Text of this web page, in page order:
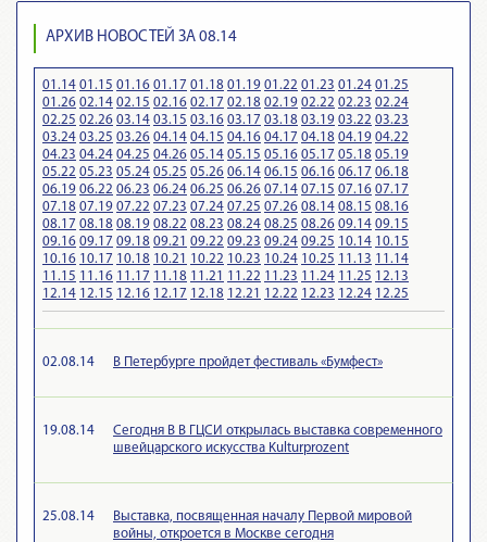
АРХИВ НОВОСТЕЙ ЗА 08.14
01.14 01.15 01.16 01.17 01.18 01.19 01.22 01.23 01.24 01.25
01.26 02.14 02.15 02.16 02.17 02.18 02.19 02.22 02.23 02.24
02.25 02.26 03.14 03.15 03.16 03.17 03.18 03.19 03.22 03.23
03.24 03.25 03.26 04.14 04.15 04.16 04.17 04.18 04.19 04.22
04.23 04.24 04.25 04.26 05.14 05.15 05.16 05.17 05.18 05.19
05.22 05.23 05.24 05.25 05.26 06.14 06.15 06.16 06.17 06.18
06.19 06.22 06.23 06.24 06.25 06.26 07.14 07.15 07.16 07.17
07.18 07.19 07.22 07.23 07.24 07.25 07.26 08.14 08.15 08.16
08.17 08.18 08.19 08.22 08.23 08.24 08.25 08.26 09.14 09.15
09.16 09.17 09.18 09.21 09.22 09.23 09.24 09.25 10.14 10.15
10.16 10.17 10.18 10.21 10.22 10.23 10.24 10.25 11.13 11.14
11.15 11.16 11.17 11.18 11.21 11.22 11.23 11.24 11.25 12.13
12.14 12.15 12.16 12.17 12.18 12.21 12.22 12.23 12.24 12.25
02.08.14 В Петербурге пройдет фестиваль «Бумфест»
19.08.14
Сегодня В В ГЦСИ открылась выставка современного
швейцарского искусства Kulturprozent
25.08.14
Выставка, посвященная началу Первой мировой
войны, откроется в Москве сегодня